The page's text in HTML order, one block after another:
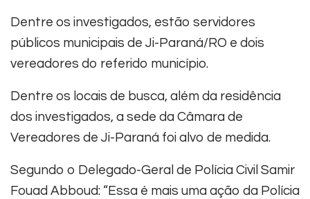
Dentre os investigados, estão servidores
públicos municipais de Ji-Paraná/RO e dois
vereadores do referido município.
Dentre os locais de busca, além da residência
dos investigados, a sede da Câmara de
Vereadores de Ji-Paraná foi alvo de medida.
Segundo o Delegado-Geral de Polícia Civil Samir
Fouad Abboud: “Essa é mais uma ação da Polícia